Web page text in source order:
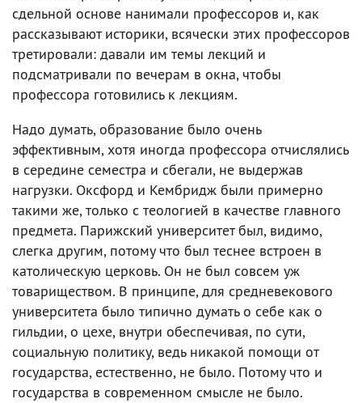
сдельной основе нанимали профессоров и, как
рассказывают историки, всячески этих профессоров
третировали: давали им темы лекций и
подсматривали по вечерам в окна, чтобы
профессора готовились к лекциям.
Надо думать, образование было очень
эффективным, хотя иногда профессора отчислялись
в середине семестра и сбегали, не выдержав
нагрузки. Оксфорд и Кембридж были примерно
такими же, только с теологией в качестве главного
предмета. Парижский университет был, видимо,
слегка другим, потому что был теснее встроен в
католическую церковь. Он не был совсем уж
товариществом. В принципе, для средневекового
университета было типично думать о себе как о
гильдии, о цехе, внутри обеспечивая, по сути,
социальную политику, ведь никакой помощи от
государства, естественно, не было. Потому что и
государства в современном смысле не было.